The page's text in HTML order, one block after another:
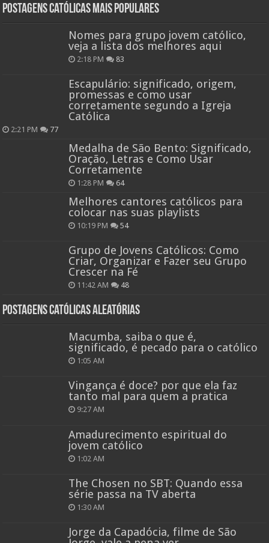
Postagens católicas mais Populares
Nomes para grupo jovem católico,
veja a lista dos melhores aqui
2:18 PM 83
Escapulário: significado, origem,
promessas e como usar
corretamente segundo a Igreja
Católica
2:21 PM 77
Medalha de São Bento: Significado,
Oração, Letras e Como Usar
Corretamente
1:28 PM 64
Melhores cantores católicos para
colocar nas suas playlists
10:19 PM 54
Grupo de Jovens Católicos: Como
Criar, Organizar e Fazer seu Grupo
Crescer na Fé
11:42 AM 48
Postagens católicas aleatórias
Macumba, saiba o que é,
significado, é pecado para o católico
1:05 AM
Vingança é doce? por que ela faz
tanto mal para quem a pratica
9:27 AM
Amadurecimento espiritual do
jovem católico
1:02 AM
The Chosen no SBT: Quando essa
série passa na TV aberta
1:30 AM
Jorge da Capadócia, filme de São